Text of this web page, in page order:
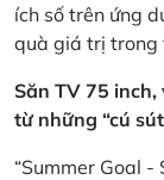
ích số trên ứng
quà giá trị trong
Săn TV 75
từ những “cú
“Summer Goal